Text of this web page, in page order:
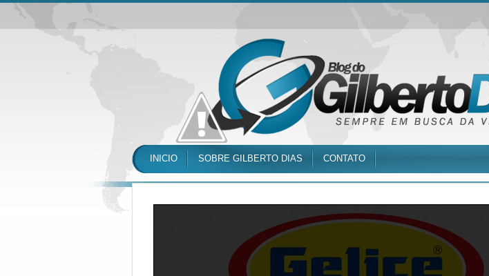
INICIO SOBRE GILBERTO DIAS CONTATO